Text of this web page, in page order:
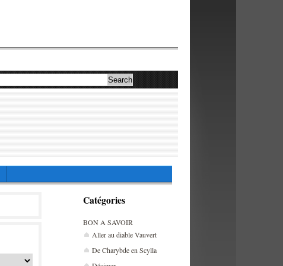
Catégories
BON A SAVOIR
Aller au diable Vauvert
De Charybde en Scylla